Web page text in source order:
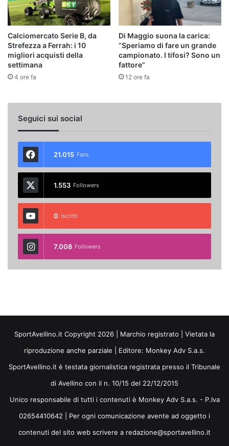
Calciomercato Serie B, da
Strefezza a Ferrah: i 10
migliori acquisti della
settimana
4 ore fa
Di Maggio suona la carica:
“Speriamo di fare un grande
campionato. I tifosi? Sono un
fattore”
12 ore fa
Seguici sui social
21.015 Fans
1.553 Followers
0 Iscritti
7.008 Followers
SportAvellino.it Copyright 2026 | Marchio registrato | Vietata la
riproduzione anche parziale | Editore: Monkey Adv S.a.s.
SportAvellino.it è testata giornalistica registrata presso il Tribunale
di Avellino con il n. 10/15 del 22/12/2015
Unico responsabile di tutti i contenuti è Monkey Adv S.a.s. - P.Iva
02654410642 | Per ogni comunicazione avente ad oggetto i
contenuti del sito web scrivere a redazione@sportavellino.it